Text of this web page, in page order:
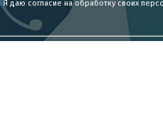
Я даю согласие на обработку своих